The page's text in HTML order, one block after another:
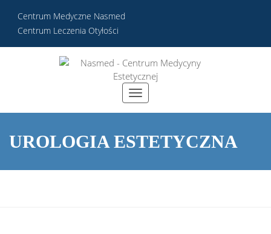
Centrum Medyczne Nasmed
Centrum Leczenia Otyłości
UROLOGIA ESTETYCZNA